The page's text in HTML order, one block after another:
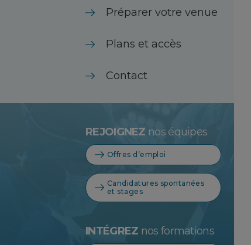
Préparer votre venue
Plans et accès
Contact
REJOIGNEZ nos équipes
Offres d’emploi
Candidatures spontanées
et stages
INTÉGREZ nos formations